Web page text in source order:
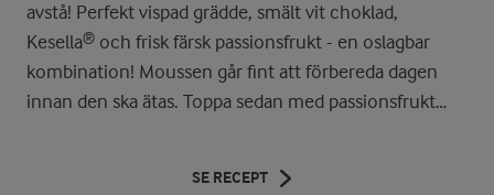
avstå! Perfekt vispad grädde, smält vit choklad,
Kesella® och frisk färsk passionsfrukt - en oslagbar
kombination! Moussen går fint att förbereda dagen
innan den ska ätas. Toppa sedan med passionsfrukt
SE RECEPT